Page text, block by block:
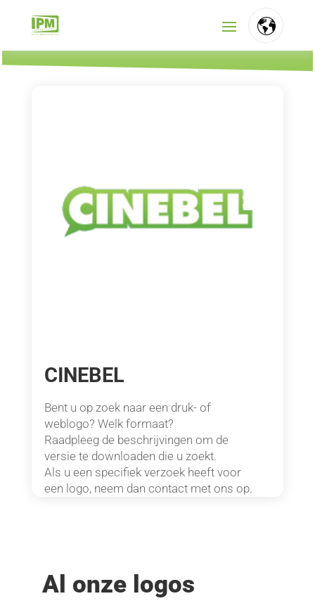
CINEBEL
Bent u op zoek naar een druk- of
weblogo? Welk formaat?
Raadpleeg de beschrijvingen om de
versie te downloaden die u zoekt.
Als u een specifiek verzoek heeft voor
een logo, neem dan contact met ons op.
Al onze logos